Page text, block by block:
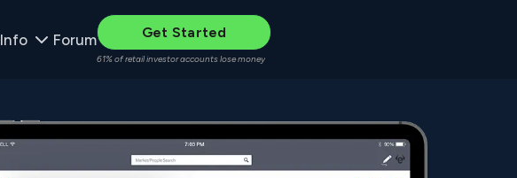
Info Forum Get Started
61% of retail investor accounts lose money